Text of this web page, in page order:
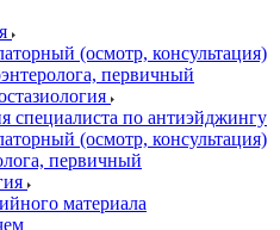
(осмотр, консультация)
первичный
специалиста по антиэйджингу
(осмотр, консультация)
первичный
материала